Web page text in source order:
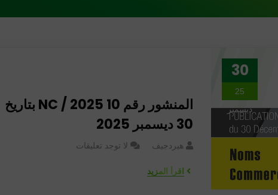
30
25
ديسمبر
المنشور رقم 10 NC / 2025 بتاريخ
30 ديسمبر 2025
هيردجيف لا توجد تعليقات
اقرأ المزيد